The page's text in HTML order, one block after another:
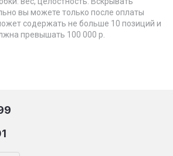
вы можете только после оплаты
содержать не больше 10 позиций и
превышать 100 000 р.